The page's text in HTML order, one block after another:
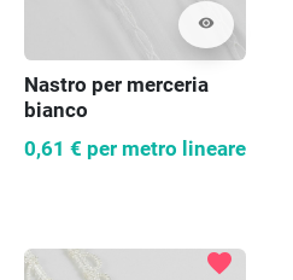
visibility
Nastro per merceria
bianco
0,61 € per metro lineare
favorite